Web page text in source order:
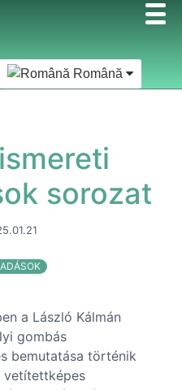
Română
sorozat
a László Kálmán
gombás
bemutatása történik
vetítettképes